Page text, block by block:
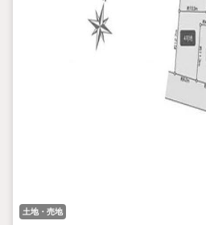
土地・売地